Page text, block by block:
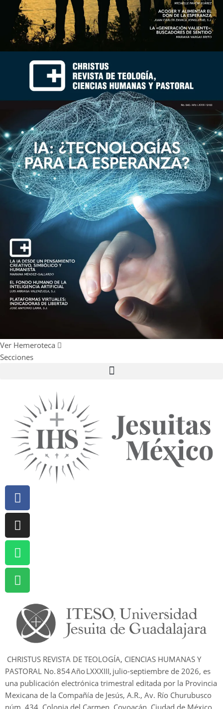
Ver Hemeroteca
Secciones
CHRISTUS REVISTA DE TEOLOGÍA, CIENCIAS HUMANAS Y
PASTORAL No.854Año LXXXIII, julio-septiembre de 2026, es
una publicación electrónica trimestral editada por la Provincia
Mexicana de la Compañía de Jesús, A.R., Av. Río Churubusco